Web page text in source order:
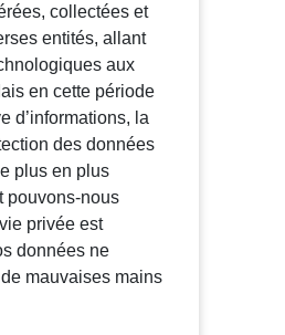
collectées et
entités, allant
aux
en cette période
d’informations, la
des données
plus en plus
pouvons-nous
privée est
données ne
mauvaises mains